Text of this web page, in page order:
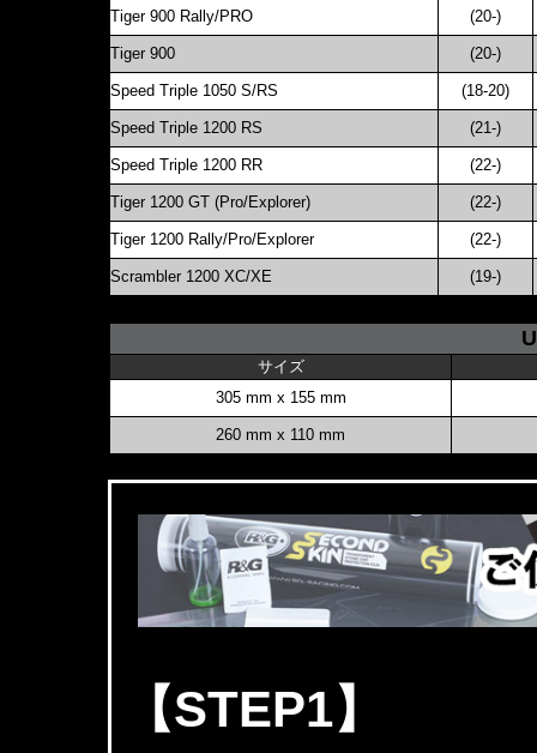
Tiger 900 Rally/PRO (20-)
Tiger 900 (20-)
Speed Triple 1050 S/RS (18-20)
Speed Triple 1200 RS (21-)
Speed Triple 1200 RR (22-)
Tiger 1200 GT (Pro/Explorer) (22-)
Tiger 1200 Rally/Pro/Explorer (22-)
Scrambler 1200 XC/XE (19-)
サイズ
305 mm x 155 mm
260 mm x 110 mm
【STEP1】